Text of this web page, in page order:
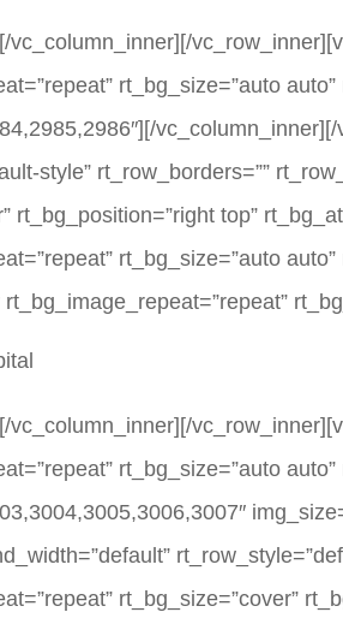
vc_column_inner][/
rt_bg_size=”auto
style” rt_row_borders=””
rt_bg_position=”right top”
rt_bg_size=”auto
vc_column_inner][/
rt_bg_size=”auto
rt_bg_size=”cover”